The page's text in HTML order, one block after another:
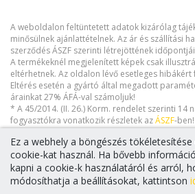
A weboldalon feltüntetett adatok kizárólag
minősülnek ajánlattételnek. Az ár és szállítási
szerződés ÁSZF szerinti létrejöttének
A termékeknél megjelenített képek csak
eltérhetnek. Az oldalon lévő esetleges hibákért
Eltérés esetén a gyártó által megadott
árainkat 27% ÁFÁ-val számoljuk!
* A 45/2014. (II. 26.) Korm. rendelet szerinti 14
fogyasztókra vonatkozik részletek azÁSZF-ben!
Copyright © 2026 tablet.hu. Minden
Ez a webhely a böngészés tökéletesítése
cookie-kat használ. Ha bővebb
kapni a cookie-k használatáról és arról,
módosíthatja a beállításokat, kattintson